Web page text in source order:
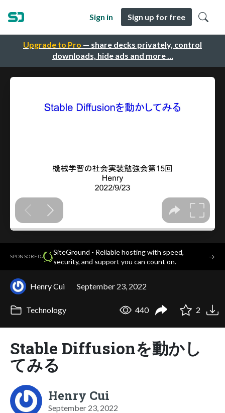
Upgrade to Pro — share decks privately, control
downloads, hide ads and more …
Sign in Sign up for free
SPONSORED·
SiteGround - Reliable hosting with speed,
security, and support you can count on.
→
Henry Cui September 23, 2022
Technology 440 2
Stable Diffusionを動かし
てみる
Henry Cui
September 23, 2022